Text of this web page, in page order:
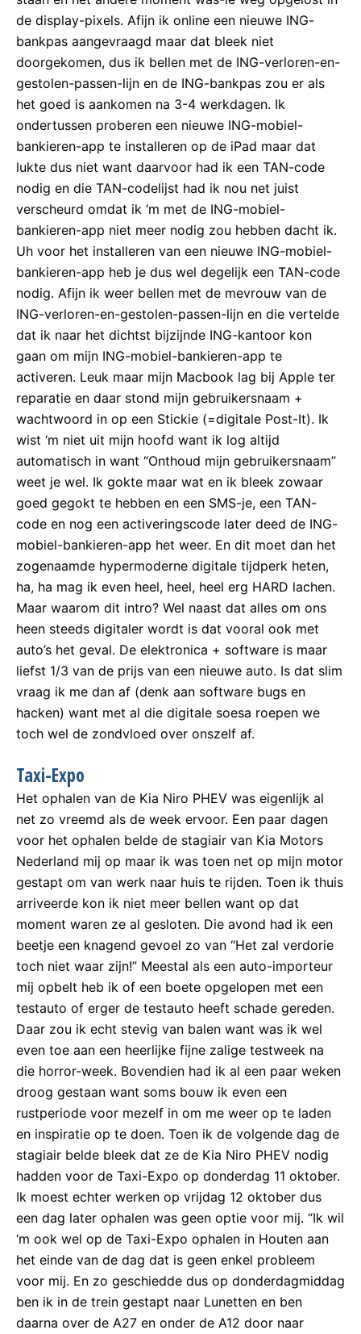
de display-pixels. Afijn ik online een nieuwe ING-
bankpas aangevraagd maar dat bleek niet
doorgekomen, dus ik bellen met de ING-verloren-en-
gestolen-passen-lijn en de ING-bankpas zou er als
het goed is aankomen na 3-4 werkdagen. Ik
ondertussen proberen een nieuwe ING-mobiel-
bankieren-app te installeren op de iPad maar dat
lukte dus niet want daarvoor had ik een TAN-code
nodig en die TAN-codelijst had ik nou net juist
verscheurd omdat ik ‘m met de ING-mobiel-
bankieren-app niet meer nodig zou hebben dacht ik.
Uh voor het installeren van een nieuwe ING-mobiel-
bankieren-app heb je dus wel degelijk een TAN-code
nodig. Afijn ik weer bellen met de mevrouw van de
ING-verloren-en-gestolen-passen-lijn en die vertelde
dat ik naar het dichtst bijzijnde ING-kantoor kon
gaan om mijn ING-mobiel-bankieren-app te
activeren. Leuk maar mijn Macbook lag bij Apple ter
reparatie en daar stond mijn gebruikersnaam +
wachtwoord in op een Stickie (=digitale Post-It). Ik
wist ‘m niet uit mijn hoofd want ik log altijd
automatisch in want “Onthoud mijn gebruikersnaam”
weet je wel. Ik gokte maar wat en ik bleek zowaar
goed gegokt te hebben en een SMS-je, een TAN-
code en nog een activeringscode later deed de ING-
mobiel-bankieren-app het weer. En dit moet dan het
zogenaamde hypermoderne digitale tijdperk heten,
ha, ha mag ik even heel, heel, heel erg HARD lachen.
Maar waarom dit intro? Wel naast dat alles om ons
heen steeds digitaler wordt is dat vooral ook met
auto’s het geval. De elektronica + software is maar
liefst 1/3 van de prijs van een nieuwe auto. Is dat slim
vraag ik me dan af (denk aan software bugs en
hacken) want met al die digitale soesa roepen we
toch wel de zondvloed over onszelf af.
Taxi-Expo
Het ophalen van de Kia Niro PHEV was eigenlijk al
net zo vreemd als de week ervoor. Een paar dagen
voor het ophalen belde de stagiair van Kia Motors
Nederland mij op maar ik was toen net op mijn motor
gestapt om van werk naar huis te rijden. Toen ik thuis
arriveerde kon ik niet meer bellen want op dat
moment waren ze al gesloten. Die avond had ik een
beetje een knagend gevoel zo van “Het zal verdorie
toch niet waar zijn!” Meestal als een auto-importeur
mij opbelt heb ik of een boete opgelopen met een
testauto of erger de testauto heeft schade gereden.
Daar zou ik echt stevig van balen want was ik wel
even toe aan een heerlijke fijne zalige testweek na
die horror-week. Bovendien had ik al een paar weken
droog gestaan want soms bouw ik even een
rustperiode voor mezelf in om me weer op te laden
en inspiratie op te doen. Toen ik de volgende dag de
stagiair belde bleek dat ze de Kia Niro PHEV nodig
hadden voor de Taxi-Expo op donderdag 11 oktober.
Ik moest echter werken op vrijdag 12 oktober dus
een dag later ophalen was geen optie voor mij. “Ik wil
‘m ook wel op de Taxi-Expo ophalen in Houten aan
het einde van de dag dat is geen enkel probleem
voor mij. En zo geschiedde dus op donderdagmiddag
ben ik in de trein gestapt naar Lunetten en ben
daarna over de A27 en onder de A12 door naar